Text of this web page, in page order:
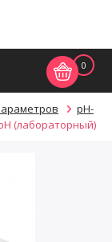
0
pH-
(лабораторный)